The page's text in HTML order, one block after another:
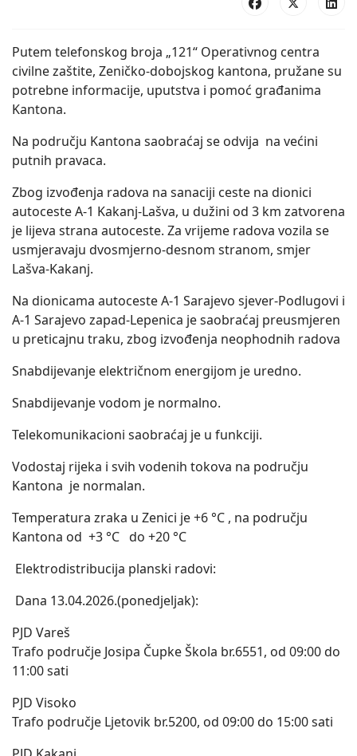
Putem telefonskog broja „121“ Operativnog centra
civilne zaštite, Zeničko-dobojskog kantona, pružane su
potrebne informacije, uputstva i pomoć građanima
Kantona.
Na području Kantona saobraćaj se odvija na većini
putnih pravaca.
Zbog izvođenja radova na sanaciji ceste na dionici
autoceste A-1 Kakanj-Lašva, u dužini od 3 km zatvorena
je lijeva strana autoceste. Za vrijeme radova vozila se
usmjeravaju dvosmjerno-desnom stranom, smjer
Lašva-Kakanj.
Na dionicama autoceste A-1 Sarajevo sjever-Podlugovi i
A-1 Sarajevo zapad-Lepenica je saobraćaj preusmjeren
u preticajnu traku, zbog izvođenja neophodnih radova
Snabdijevanje električnom energijom je uredno.
Snabdijevanje vodom je normalno.
Telekomunikacioni saobraćaj je u funkciji.
Vodostaj rijeka i svih vodenih tokova na području
Kantona je normalan.
Temperatura zraka u Zenici je +6 °C , na području
Kantona od +3 °C do +20 °C
Elektrodistribucija planski radovi:
Dana 13.04.2026.(ponedjeljak):
PJD Vareš
Trafo područje Josipa Čupke Škola br.6551, od 09:00 do
11:00 sati
PJD Visoko
Trafo područje Ljetovik br.5200, od 09:00 do 15:00 sati